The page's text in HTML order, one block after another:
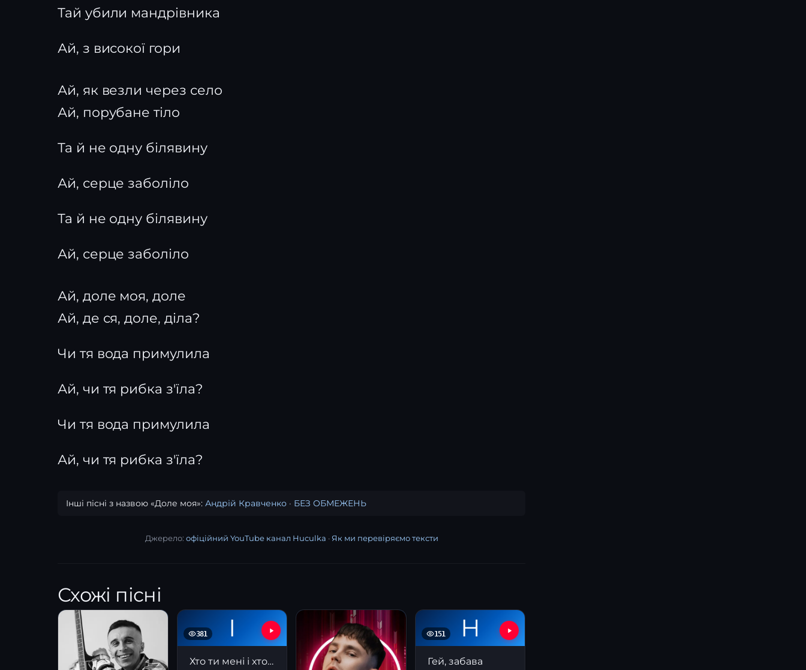
Тай убили мандрівника
Ай, з високої гори
Ай, як везли через село
Ай, порубане тіло
Та й не одну білявину
Ай, серце заболіло
Та й не одну білявину
Ай, серце заболіло
Ай, доле моя, доле
Ай, де ся, доле, діла?
Чи тя вода примулила
Ай, чи тя рибка з'їла?
Чи тя вода примулила
Ай, чи тя рибка з'їла?
Інші пісні з назвою «Доле моя»: Андрій Кравченко · БЕЗ ОБМЕЖЕНЬ
Джерело: офіційний YouTube канал Huculka · Як ми перевіряємо тексти
Схожі пісні
І
381
Хто ти мені і хто я для тебе?
Н
151
Гей, забава